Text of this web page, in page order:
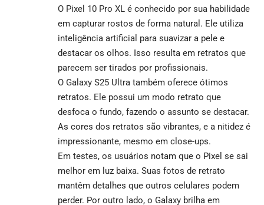
O Pixel 10 Pro XL é conhecido por sua habilidade
em capturar rostos de forma natural. Ele utiliza
inteligência artificial para suavizar a pele e
destacar os olhos. Isso resulta em retratos que
parecem ser tirados por profissionais.
O Galaxy S25 Ultra também oferece ótimos
retratos. Ele possui um modo retrato que
desfoca o fundo, fazendo o assunto se destacar.
As cores dos retratos são vibrantes, e a nitidez é
impressionante, mesmo em close-ups.
Em testes, os usuários notam que o Pixel se sai
melhor em luz baixa. Suas fotos de retrato
mantêm detalhes que outros celulares podem
perder. Por outro lado, o Galaxy brilha em